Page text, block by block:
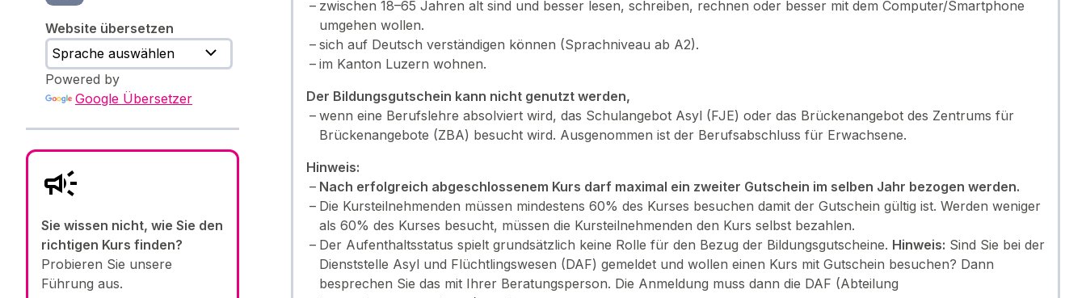
Website übersetzen
Powered by
Google Übersetzer
Sie wissen nicht, wie Sie den
richtigen Kurs finden?
Probieren Sie unsere
Führung aus.
zwischen 18–65 Jahren alt sind und besser lesen, schreiben, rechnen oder besser mit dem Computer/Smartphone
umgehen wollen.
sich auf Deutsch verständigen können (Sprachniveau ab A2).
im Kanton Luzern wohnen.
Der Bildungsgutschein kann nicht genutzt werden,
wenn eine Berufslehre absolviert wird, das Schulangebot Asyl (FJE) oder das Brückenangebot des Zentrums für
Brückenangebote (ZBA) besucht wird. Ausgenommen ist der Berufsabschluss für Erwachsene.
Hinweis:
Nach erfolgreich abgeschlossenem Kurs darf maximal ein zweiter Gutschein im selben Jahr bezogen werden.
Die Kursteilnehmenden müssen mindestens 60% des Kurses besuchen damit der Gutschein gültig ist. Werden weniger
als 60% des Kurses besucht, müssen die Kursteilnehmenden den Kurs selbst bezahlen.
Der Aufenthaltsstatus spielt grundsätzlich keine Rolle für den Bezug der Bildungsgutscheine. Hinweis: Sind Sie bei der
Dienststelle Asyl und Flüchtlingswesen (DAF) gemeldet und wollen einen Kurs mit Gutschein besuchen? Dann
besprechen Sie das mit Ihrer Beratungsperson. Die Anmeldung muss dann die DAF (Abteilung